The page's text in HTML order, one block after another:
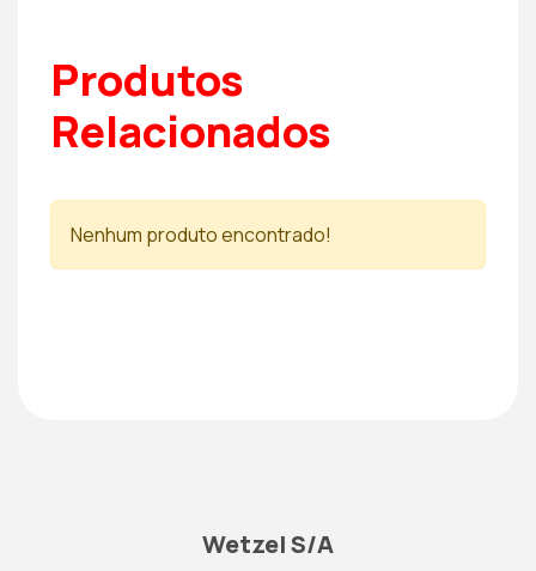
Produtos
Relacionados
Nenhum produto encontrado!
Wetzel S/A